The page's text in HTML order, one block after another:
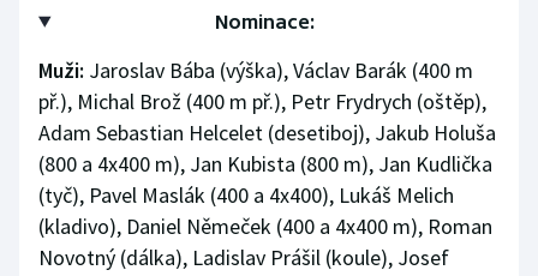
Nominace:
Muži: Jaroslav Bába (výška), Václav Barák (400 m
př.), Michal Brož (400 m př.), Petr Frydrych (oštěp),
Adam Sebastian Helcelet (desetiboj), Jakub Holuša
(800 a 4x400 m), Jan Kubista (800 m), Jan Kudlička
(tyč), Pavel Maslák (400 a 4x400), Lukáš Melich
(kladivo), Daniel Němeček (400 a 4x400 m), Roman
Novotný (dálka), Ladislav Prášil (koule), Josef